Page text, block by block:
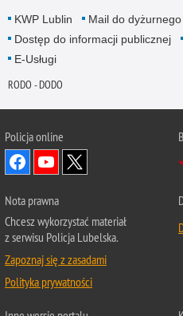
KWP Lublin Mail do dyżurnego
Dostęp do informacji publicznej
E-Usługi
RODO - DODO
Policja online
Nota prawna
Chcesz wykorzystać materiał
z serwisu Policja Lubelska.
Zapoznaj się z zasadami
Polityka prywatności